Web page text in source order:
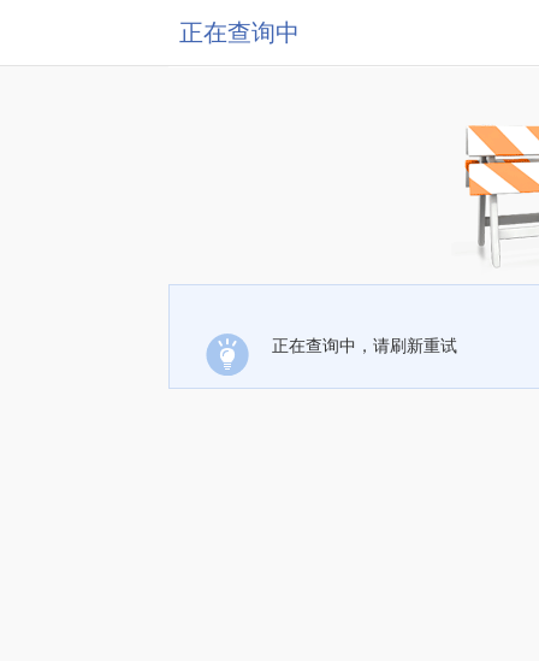
正在查询中
正在查询中，请刷新重试